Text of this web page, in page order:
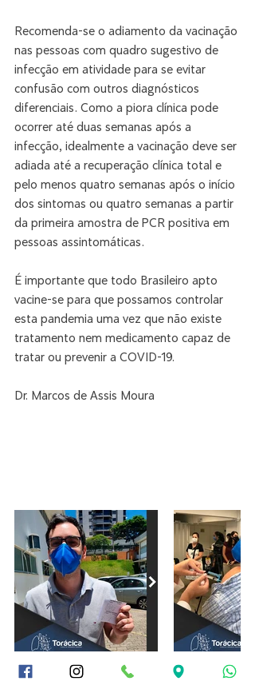
Recomenda-se o adiamento da vacinação
nas pessoas com quadro sugestivo de
infecção em atividade para se evitar
confusão com outros diagnósticos
diferenciais. Como a piora clínica pode
ocorrer até duas semanas após a
infecção, idealmente a vacinação deve ser
adiada até a recuperação clínica total e
pelo menos quatro semanas após o início
dos sintomas ou quatro semanas a partir
da primeira amostra de PCR positiva em
pessoas assintomáticas.
É importante que todo Brasileiro apto
vacine-se para que possamos controlar
esta pandemia uma vez que não existe
tratamento nem medicamento capaz de
tratar ou prevenir a COVID-19.
Dr. Marcos de Assis Moura